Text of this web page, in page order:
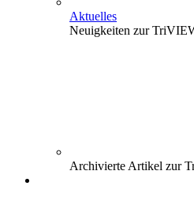
Aktuelles
Neuigkeiten zur
Archivierte Artikel zur